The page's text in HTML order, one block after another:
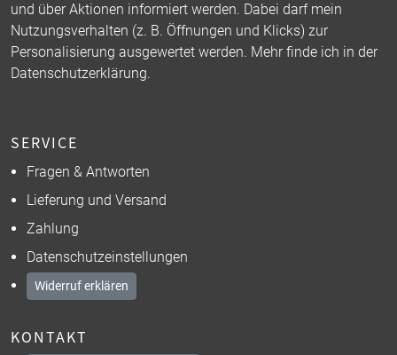
und über Aktionen informiert werden. Dabei darf mein
Nutzungsverhalten (z. B. Öffnungen und Klicks) zur
Personalisierung ausgewertet werden. Mehr finde ich in der
Datenschutzerklärung.
SERVICE
Fragen & Antworten
Lieferung und Versand
Zahlung
Datenschutzeinstellungen
Widerruf erklären
KONTAKT